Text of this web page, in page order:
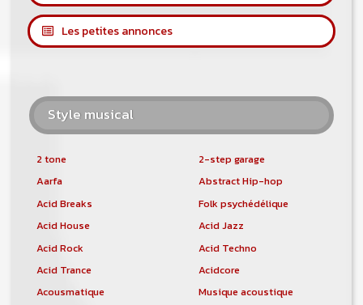
Les petites annonces
Style musical
2 tone
2-step garage
Aarfa
Abstract Hip-hop
Acid Breaks
Folk psychédélique
Acid House
Acid Jazz
Acid Rock
Acid Techno
Acid Trance
Acidcore
Acousmatique
Musique acoustique